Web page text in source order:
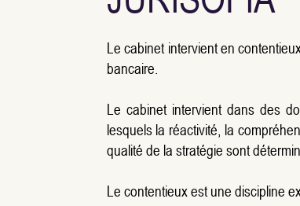
Le cabinet intervient en
bancaire.
Le cabinet intervient dans des
lesquels la réactivité, la
qualité de la stratégie sont
Le contentieux est une discipline